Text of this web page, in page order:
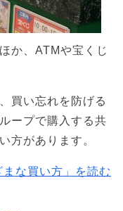
か、ATMや宝くじ
買い忘れを防げる
ープで購入する共
方があります。
まな買い方」を読む